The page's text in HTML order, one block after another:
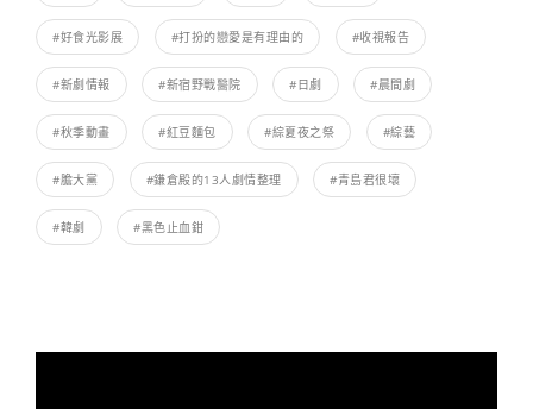
#好食光影展 #打扮的戀愛是有理由的 #收視報告
#新劇情報 #新宿野戰醫院 #日劇 #晨間劇
#秋季動畫 #紅豆麵包 #綜夏夜之祭 #綜藝
#膽大黨 #鎌倉殿的13人劇情整理 #青島君很壞
#韓劇 #黑色止血鉗